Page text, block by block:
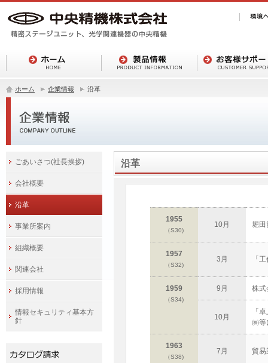
ホーム 企業情報 沿革
沿革
1955
（S30)
10月 堀田
1957
（S32)
3月 「
1959
（S34)
9月 株式
10月
「
㈱等
1963
（S38)
7月 貿
ごあいさつ(社長挨拶)
会社概要
沿革
事業所案内
組織概要
関連会社
採用情報
情報セキュリティ基本方
針